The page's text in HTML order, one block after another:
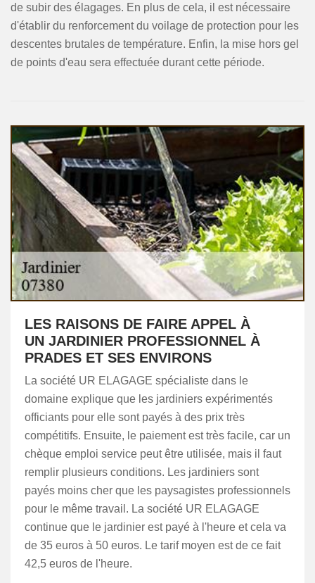
de subir des élagages. En plus de cela, il est nécessaire
d'établir du renforcement du voilage de protection pour les
descentes brutales de température. Enfin, la mise hors gel
de points d'eau sera effectuée durant cette période.
LES RAISONS DE FAIRE APPEL À
UN JARDINIER PROFESSIONNEL À
PRADES ET SES ENVIRONS
La société UR ELAGAGE spécialiste dans le
domaine explique que les jardiniers expérimentés
officiants pour elle sont payés à des prix très
compétitifs. Ensuite, le paiement est très facile, car un
chèque emploi service peut être utilisée, mais il faut
remplir plusieurs conditions. Les jardiniers sont
payés moins cher que les paysagistes professionnels
pour le même travail. La société UR ELAGAGE
continue que le jardinier est payé à l'heure et cela va
de 35 euros à 50 euros. Le tarif moyen est de ce fait
42,5 euros de l'heure.